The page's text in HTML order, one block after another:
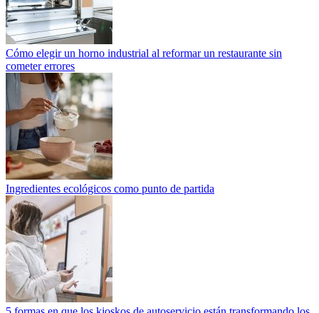
Cómo elegir un horno industrial al reformar un restaurante sin
cometer errores
Ingredientes ecológicos como punto de partida